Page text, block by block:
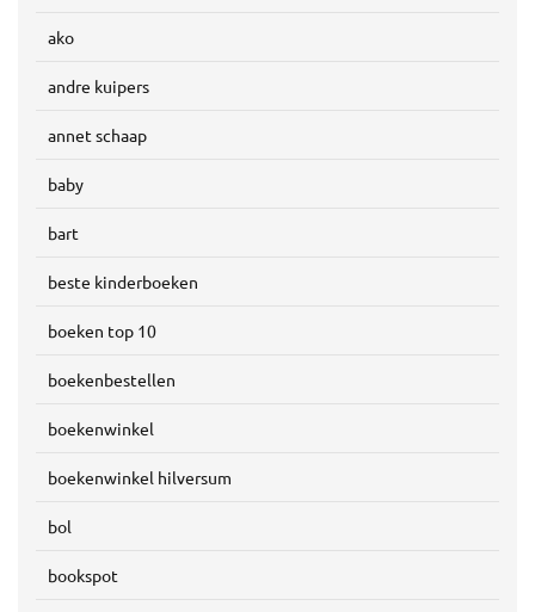
ako
andre kuipers
annet schaap
baby
bart
beste kinderboeken
boeken top 10
boekenbestellen
boekenwinkel
boekenwinkel hilversum
bol
bookspot